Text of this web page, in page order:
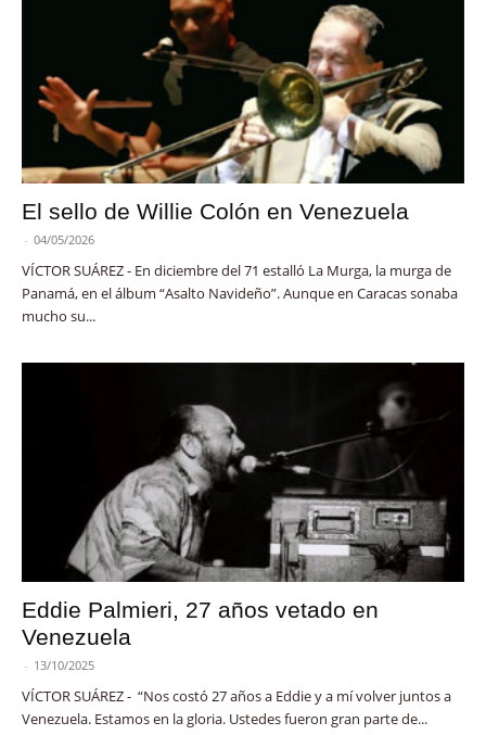
El sello de Willie Colón en Venezuela
- 04/05/2026
VÍCTOR SUÁREZ - En diciembre del 71 estalló La Murga, la murga de
Panamá, en el álbum “Asalto Navideño”. Aunque en Caracas sonaba
mucho su...
Eddie Palmieri, 27 años vetado en
Venezuela
- 13/10/2025
VÍCTOR SUÁREZ - “Nos costó 27 años a Eddie y a mí volver juntos a
Venezuela. Estamos en la gloria. Ustedes fueron gran parte de...